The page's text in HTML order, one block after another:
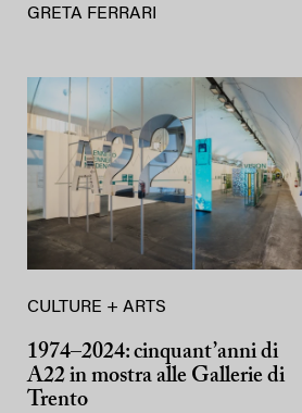
GRETA FERRARI
CULTURE + ARTS
1974–2024: cinquant’anni di
A22 in mostra alle Gallerie di
Trento